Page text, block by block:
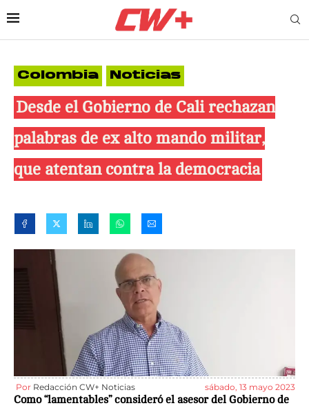
Colombia Noticias
Desde el Gobierno de Cali rechazan
palabras de ex alto mando militar,
que atentan contra la democracia
Por Redacción CW+ Noticias sábado, 13 mayo 2023
Como “lamentables” consideró el asesor del Gobierno de